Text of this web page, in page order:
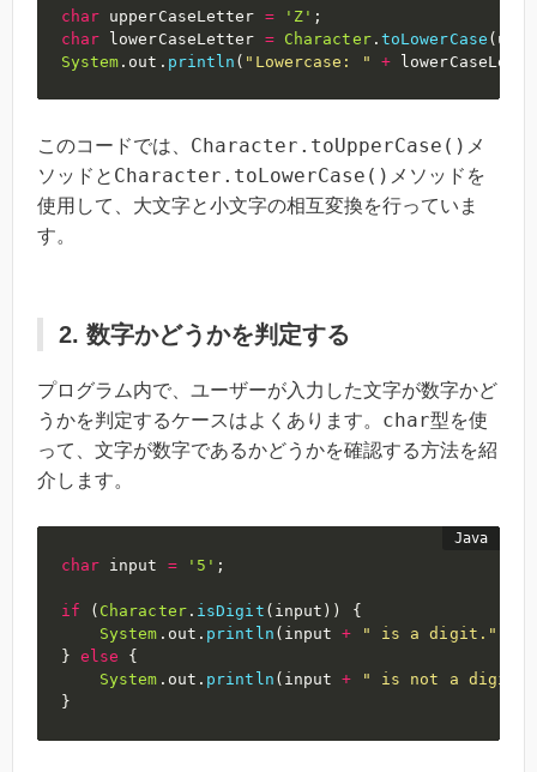
char upperCaseLetter = 'Z' ;
char lowerCaseLetter = Character. toLowerCase (
System . out . println ( "Lowercase: " +
このコードでは、 Character.toUpperCase() メ
ソッドと Character.toLowerCase() メソッドを
使用して、大文字と小文字の相互変換を行っていま
す。
2. 数字かどうかを判定する
プログラム内で、ユーザーが入力した文字が数字かど
うかを判定するケースはよくあります。 char型を使
って、文字が数字であるかどうかを確認する方法を紹
介します。
char input = '5' ;
if ( Character. isDigit ( input ) )
{
System . out . println ( input + " is a digit."
} else
{
System . out . println ( input + " is not a digit."
}